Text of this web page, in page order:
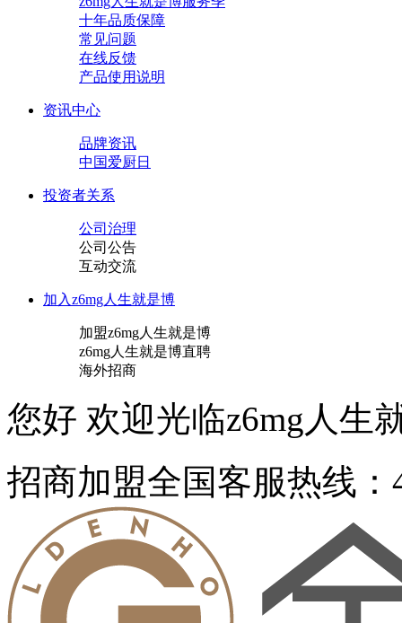
十年品质保障
常见问题
在线反馈
产品使用说明
资讯中心
品牌资讯
中国爱厨日
投资者关系
公司治理
公司公告
互动交流
加入z6mg人生就是博
加盟z6mg人生就是博
z6mg人生就是博直聘
海外招商
您好 欢迎光临z6mg人生就
招商加盟全国客服热线